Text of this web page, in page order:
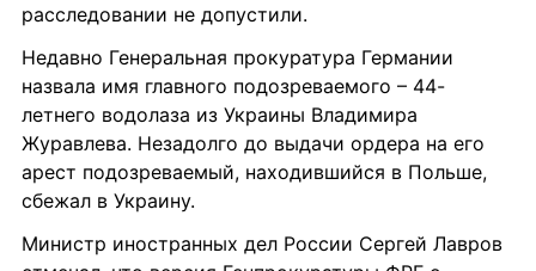
расследовании не допустили.
Недавно Генеральная прокуратура Германии
назвала имя главного подозреваемого – 44-
летнего водолаза из Украины Владимира
Журавлева. Незадолго до выдачи ордера на его
арест подозреваемый, находившийся в Польше,
сбежал в Украину.
Министр иностранных дел России Сергей Лавров